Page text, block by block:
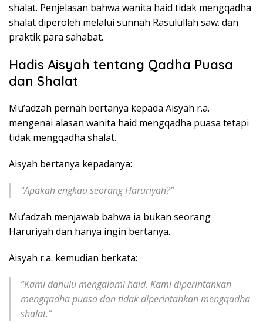
shalat. Penjelasan bahwa wanita haid tidak mengqadha
shalat diperoleh melalui sunnah Rasulullah saw. dan
praktik para sahabat.
Hadis Aisyah tentang Qadha Puasa
dan Shalat
Mu’adzah pernah bertanya kepada Aisyah r.a.
mengenai alasan wanita haid mengqadha puasa tetapi
tidak mengqadha shalat.
Aisyah bertanya kepadanya:
“Apakah engkau seorang Haruriyah?”
Mu’adzah menjawab bahwa ia bukan seorang
Haruriyah dan hanya ingin bertanya.
Aisyah r.a. kemudian berkata:
“Kami dahulu mengalami haid. Kami diperintahkan
mengqadha puasa dan tidak diperintahkan mengqadha
shalat.”